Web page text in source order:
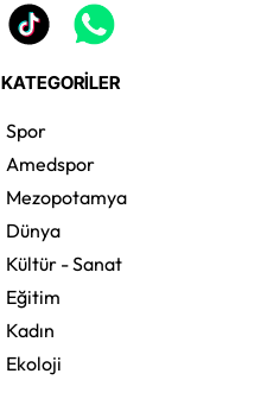
KATEGORİLER
Spor
Amedspor
Mezopotamya
Dünya
Kültür - Sanat
Eğitim
Kadın
Ekoloji